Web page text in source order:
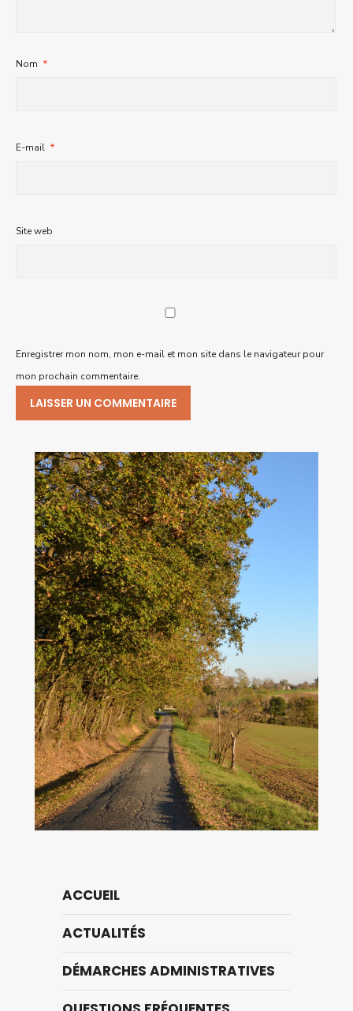
Nom *
E-mail *
Site web
Enregistrer mon nom, mon e-mail et mon site dans le navigateur pour
mon prochain commentaire.
ACCUEIL
ACTUALITÉS
DÉMARCHES ADMINISTRATIVES